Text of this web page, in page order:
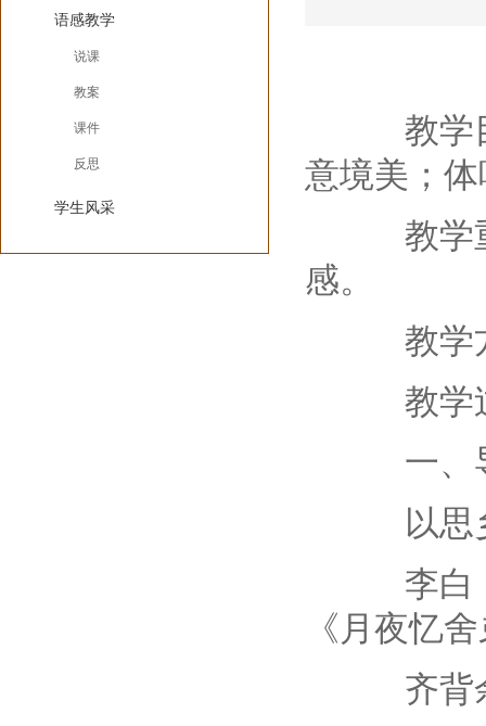
语感教学
说课
教案
课件
反思
学生风采
教学目
意境美；
教学重
感。
教学方
教学
一、
以思
李白《
《月夜忆
齐背余